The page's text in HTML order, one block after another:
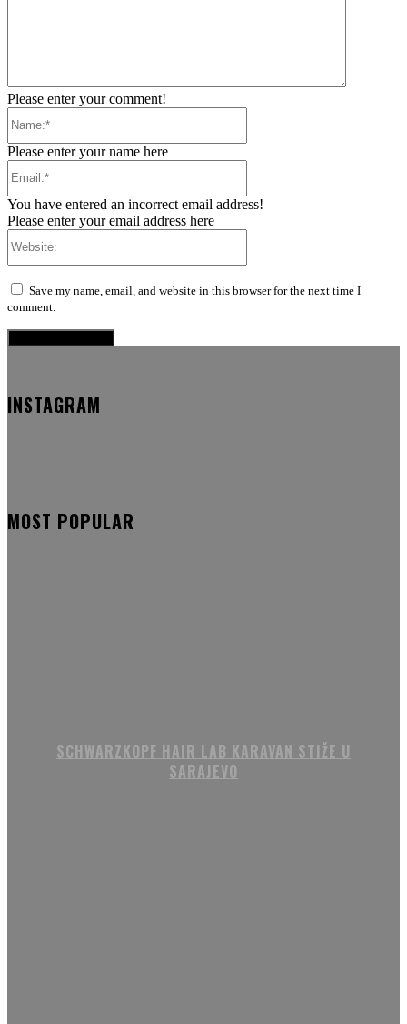
Please enter your comment!
Please enter your name here
You have entered an incorrect email address!
Please enter your email address here
Save my name, email, and website in this browser for the next time I
comment.
INSTAGRAM
MOST POPULAR
SCHWARZKOPF HAIR LAB KARAVAN STIŽE U
SARAJEVO